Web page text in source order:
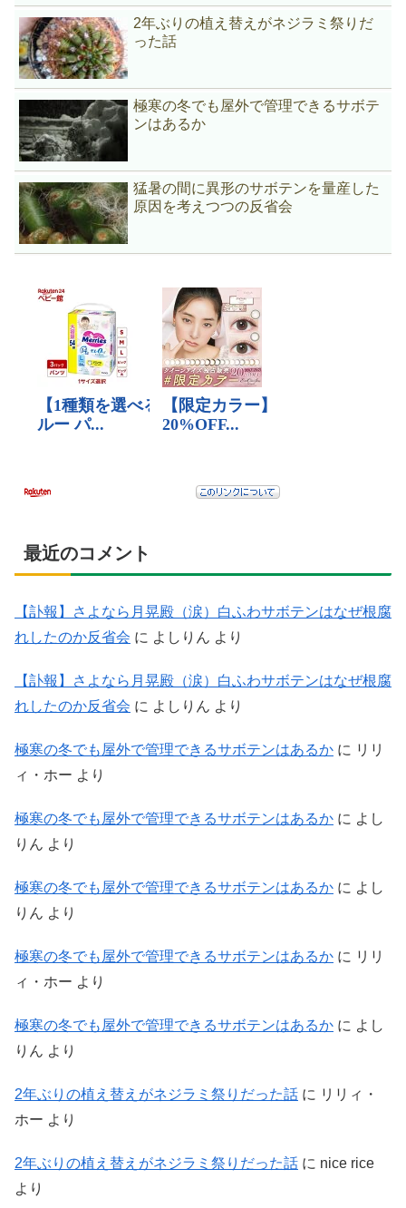
2年ぶりの植え替えがネジラミ祭りだ
った話
極寒の冬でも屋外で管理できるサボテ
ンはあるか
猛暑の間に異形のサボテンを量産した
原因を考えつつの反省会
最近のコメント
【訃報】さよなら月晃殿（涙）白ふわサボテンはなぜ根腐
れしたのか反省会 に よしりん より
【訃報】さよなら月晃殿（涙）白ふわサボテンはなぜ根腐
れしたのか反省会 に よしりん より
極寒の冬でも屋外で管理できるサボテンはあるか に リリ
ィ・ホー より
極寒の冬でも屋外で管理できるサボテンはあるか に よし
りん より
極寒の冬でも屋外で管理できるサボテンはあるか に よし
りん より
極寒の冬でも屋外で管理できるサボテンはあるか に リリ
ィ・ホー より
極寒の冬でも屋外で管理できるサボテンはあるか に よし
りん より
2年ぶりの植え替えがネジラミ祭りだった話 に リリィ・
ホー より
2年ぶりの植え替えがネジラミ祭りだった話 に nice rice
より